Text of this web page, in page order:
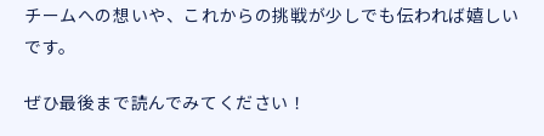
チームへの想いや、これからの挑戦が少しでも伝われば嬉しい
です。
ぜひ最後まで読んでみてください！